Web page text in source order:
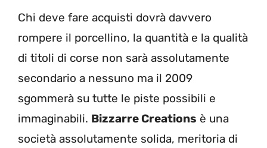
Chi deve fare acquisti dovrà davvero
rompere il porcellino, la quantità e la qualità
di titoli di corse non sarà assolutamente
secondario a nessuno ma il 2009
sgommerà su tutte le piste possibili e
immaginabili. Bizzarre Creations è una
società assolutamente solida, meritoria di